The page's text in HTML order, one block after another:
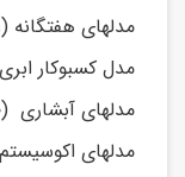
.(Chou, ۲۰۰۹) مدلهای هفتگانه
.(Lawson, ۲۰۰۹) OSS مدل کسبوکار ابری ۳
.(Jeffery & et. al, ۲۰۱۰) مدلهای آبشاری